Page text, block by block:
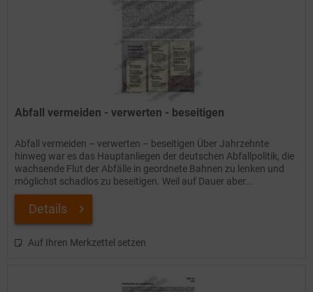
Abfall vermeiden - verwerten - beseitigen
Abfall vermeiden – verwerten – beseitigen Über Jahrzehnte
hinweg war es das Hauptanliegen der deutschen Abfallpolitik, die
wachsende Flut der Abfälle in geordnete Bahnen zu lenken und
möglichst schadlos zu beseitigen. Weil auf Dauer aber...
Details
Auf Ihren Merkzettel setzen